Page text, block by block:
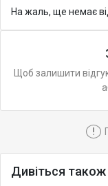
На жаль, ще немає
Щоб залишити
!
Дивіться також